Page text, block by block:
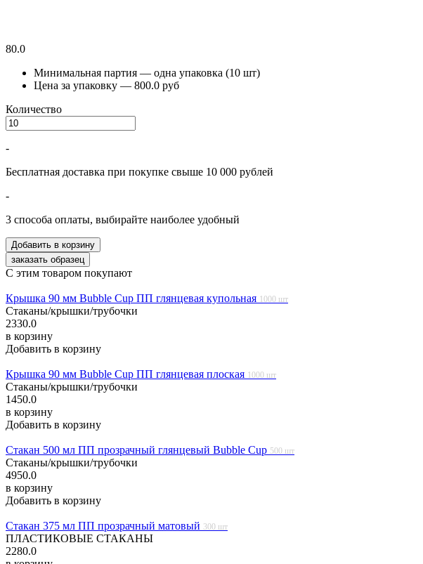
80.0
Минимальная партия — одна упаковка (10 шт)
Цена за упаковку — 800.0 руб
Количество
-
Бесплатная доставка при покупке свыше 10 000 рублей
-
3 способа оплаты, выбирайте наиболее удобный
С этим товаром покупают
Крышка 90 мм Bubble Cup ПП глянцевая купольная 1000 шт
Стаканы/крышки/трубочки
2330.0
в корзину
Добавить в корзину
Крышка 90 мм Bubble Cup ПП глянцевая плоская 1000 шт
Стаканы/крышки/трубочки
1450.0
в корзину
Добавить в корзину
Стакан 500 мл ПП прозрачный глянцевый Bubble Cup 500 шт
Стаканы/крышки/трубочки
4950.0
в корзину
Добавить в корзину
Стакан 375 мл ПП прозрачный матовый 300 шт
ПЛАСТИКОВЫЕ СТАКАНЫ
2280.0